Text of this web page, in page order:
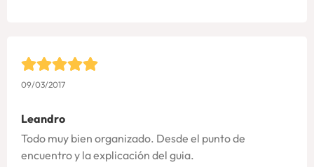
09/03/2017
Leandro
Todo muy bien organizado. Desde el punto de
encuentro y la explicación del guia.